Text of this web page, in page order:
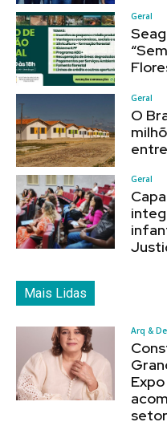
Geral
Geral
O
Geral
Mais Lidas
Arq &
setor